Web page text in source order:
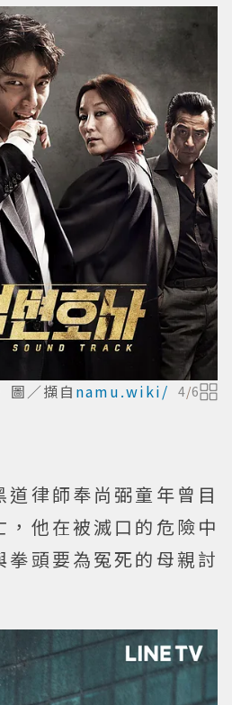
圖／擷自 namu.wiki/ 4/6
道律師奉尚弼童年曾目
，他在被滅口的危險中
拳頭要為冤死的母親討